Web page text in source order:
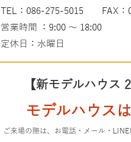
TEL：086-275-5015 FAX：
営業時間 ：9:00 ～ 18:00
定休日：水曜日
【新モデルハウス
モデルハウス
ご来場の際は、お電話・メール・